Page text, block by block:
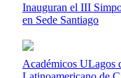
Inauguran el III
en Sede Santiago
Académicos ULagos